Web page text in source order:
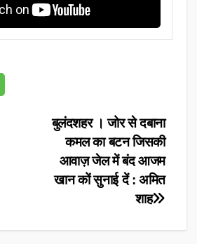
बुलंदशहर । जोर से दबाना
कमल का बटन जिसकी
आवाज़ जेल में बंद आजम
खान कों सुनाई दें : अमित
शाह